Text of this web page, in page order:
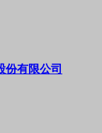
份有限公司